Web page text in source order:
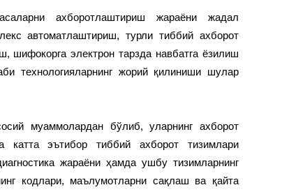
ахборотлаштириш жараёни жадал
автоматлаштириш, турли тиббий ахборот
шифокорга электрон тарзда навбатга ёзилиш
технологияларнинг жорий қилиниши шулар
муаммолардан бўлиб, уларнинг ахборот
катта эътибор тиббий ахборот тизимлари
жараёни ҳамда ушбу тизимларнинг
кодлари, маълумотларни сақлаш ва қайта